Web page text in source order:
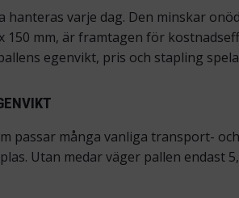
varje dag. Den minskar
150 mm, är framtagen för
egenvikt, pris och stapling
passar många vanliga transport-
Utan medar väger pallen endast